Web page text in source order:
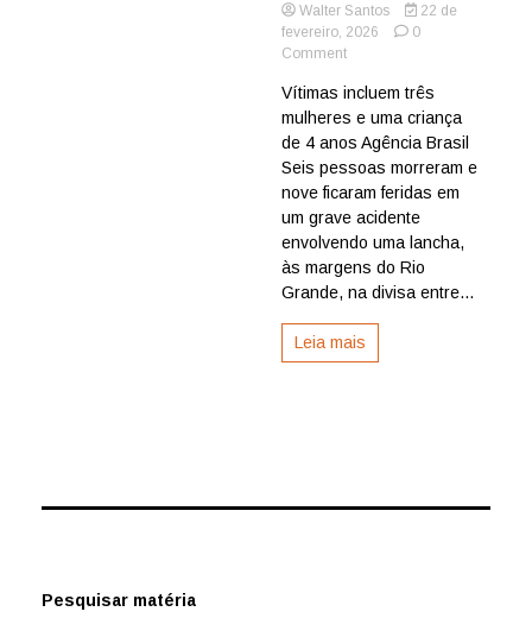
Walter Santos
22 de
fevereiro, 2026
0
Commenton
colide
com
píer
seis
mortos
na
divisa
entre
e
SP
Vítimas incluem três
mulheres e uma criança
de 4 anos Agência Brasil
Seis pessoas morreram e
nove ficaram feridas em
um grave acidente
envolvendo uma lancha,
às margens do Rio
Grande, na divisa entre...
Leia mais
Pesquisar matéria